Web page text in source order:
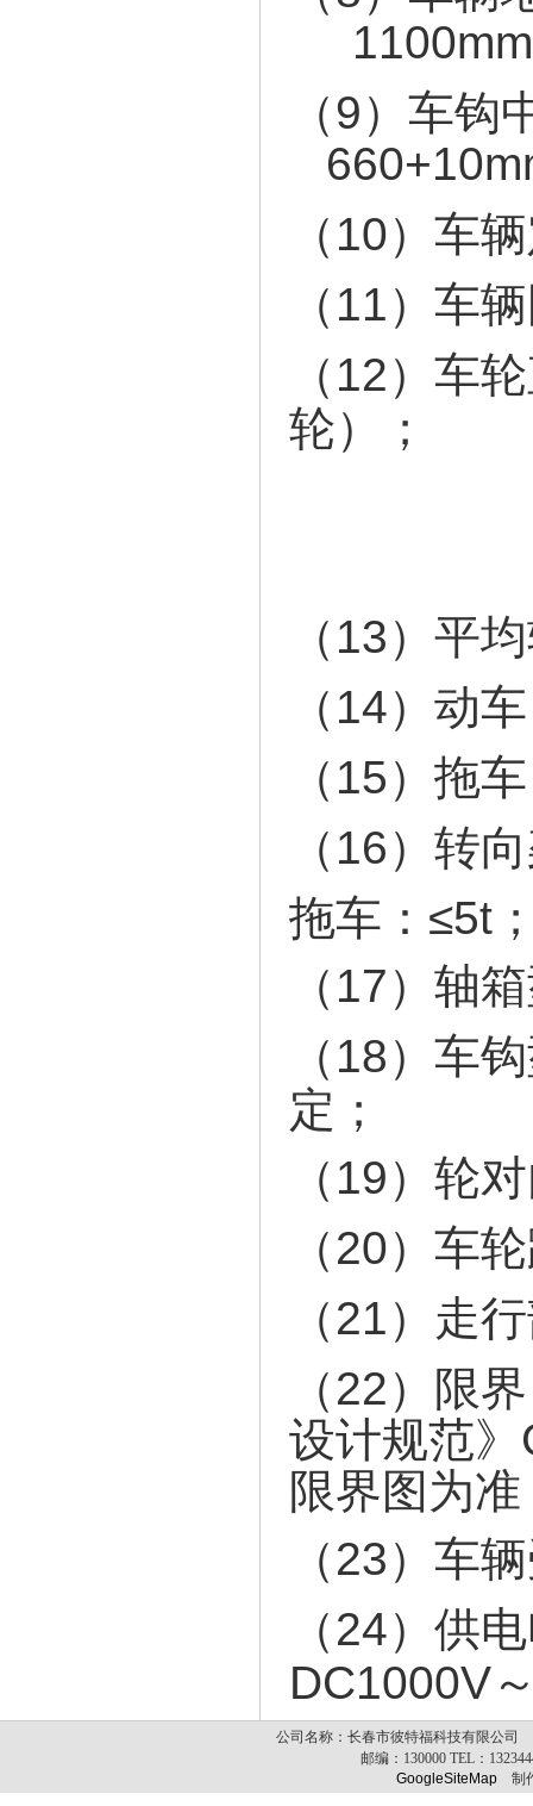
（9）车钩
（10
（11）
（12
轮）；
（13）
（14）动
（15）
（16）
拖车：≤5t
（17）
（18）
定；
（19）
（20
（21）走
（22）限
设计规范
限界图为准
（23）车
（24）供
DC1000V
公司名称：长春市彼特福科技有限公司
邮编： 130000 TEL：
GoogleSiteMap 制